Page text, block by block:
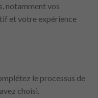
notamment vos
et votre expérience
le processus de
choisi.